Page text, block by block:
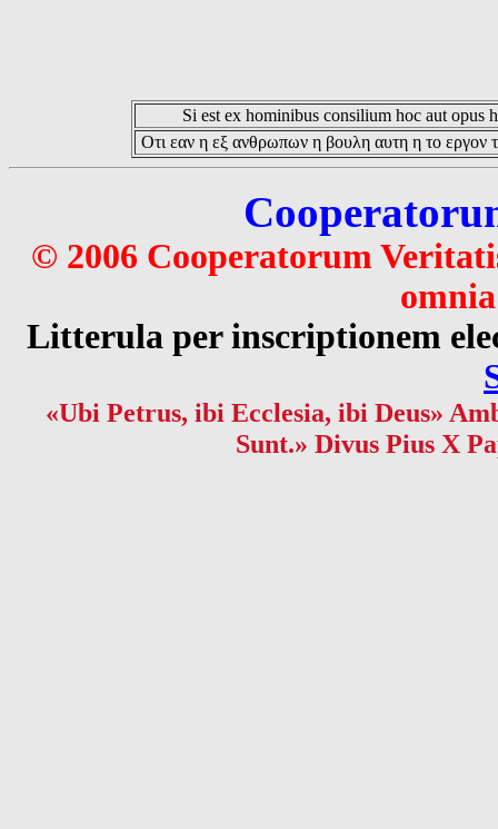
Si est ex hominibus consilium hoc aut opus
Οτι εαν η εξ ανθρωπων η βουλη αυτη η το εργον
© 2006 Cooperatorum
Litterula per inscriptionem
«Ubi Petrus, ibi Ecclesia, ibi Deus»
Sunt.» Divus Pius X